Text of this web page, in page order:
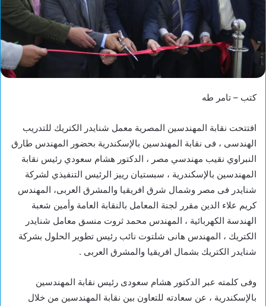
كتب – تامر طه
افتتحت نقابة المهندسين المصرية معمل شنايدر الكتريك للتدريب
الهندسى ، فى نقابة المهندسين بالإسكندرية بحضور المهندس طارق
النبراوي نقيب مهندسي مصر ، الدكتور هشام سعودي رئيس نقابة
المهندسين بالإسكندرية ، سبستيان رييز الرئيس التنفيذي لشركة
شنايدر فى مصر وشمال شرق افريقيا والمشرق العربى، المهندس
كريم علاء الدين مقرر لجنة المعامل بالنقابة العامة وأمين شعبة
الهندسة الكهربائية ، المهندس محمد ثروت منسق معامل شنايدر
الكتريك ، المهندس هانى شلتوت نائب رئيس تطوير الحلول بشركة
شنايدر الكتريك بشمال افريقيا والمشرق العربى .
وفى كلمته عبر الدكتور هشام سعودى رئيس نقابة المهندسين
بالإسكندرية ، عن سعادته للتعاون بين نقابة المهندسين من خلال